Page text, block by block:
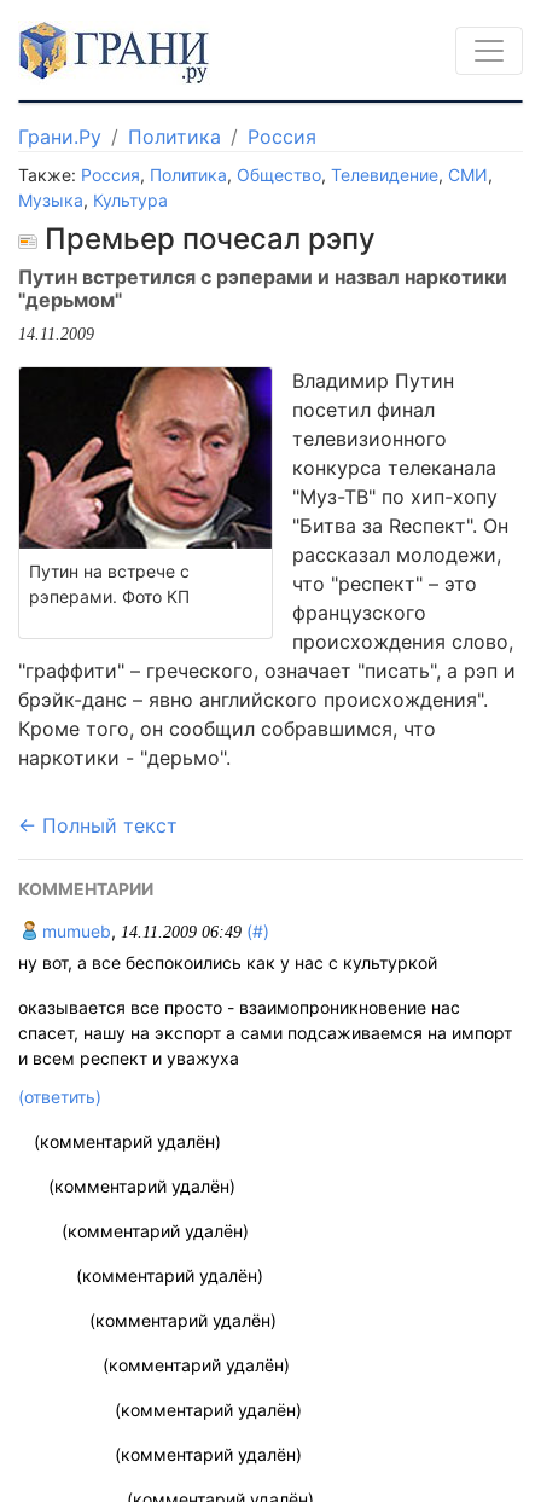
Грани.Ру Политика Россия
Также: Россия, Политика, Общество, Телевидение, СМИ,
Музыка, Культура
Премьер почесал рэпу
Путин встретился с рэперами и назвал наркотики
"дерьмом"
14.11.2009
Путин на встрече с
рэперами. Фото КП
Владимир Путин
посетил финал
телевизионного
конкурса телеканала
"Муз-ТВ" по хип-хопу
"Битва за Rеспект". Он
рассказал молодежи,
что "респект" – это
французского
происхождения слово,
"граффити" – греческого, означает "писать", а рэп и
брэйк-данс – явно английского происхождения".
Кроме того, он сообщил собравшимся, что
наркотики - "дерьмо".
← Полный текст
КОММЕНТАРИИ
mumueb, 14.11.2009 06:49 (#)
ну вот, а все беспокоились как у нас с культуркой
оказывается все просто - взаимопроникновение нас
спасет, нашу на экспорт а сами подсаживаемся на импорт
и всем респект и уважуха
(ответить)
(комментарий удалён)
(комментарий удалён)
(комментарий удалён)
(комментарий удалён)
(комментарий удалён)
(комментарий удалён)
(комментарий удалён)
(комментарий удалён)